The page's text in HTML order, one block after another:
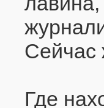
Сейчас
Где